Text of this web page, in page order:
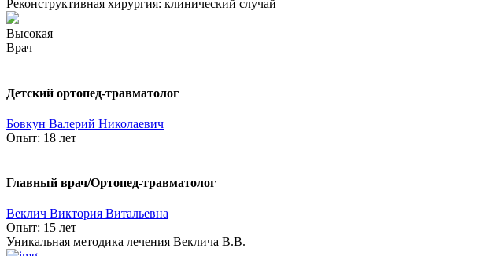
Реконструктивная хирургия: клинический случай
Высокая
Врач
Детский ортопед-травматолог
Бовкун Валерий Николаевич
Опыт: 18 лет
Главный врач/Ортопед-травматолог
Веклич Виктория Витальевна
Опыт: 15 лет
Уникальная методика лечения Веклича В.В.